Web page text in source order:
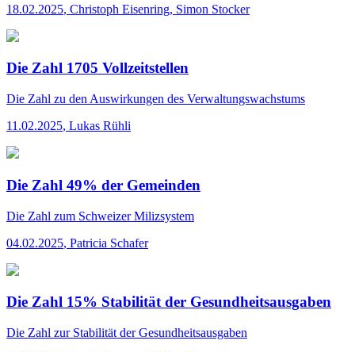
18.02.2025, Christoph Eisenring, Simon Stocker
Die Zahl 1705 Vollzeitstellen
Die Zahl zu den Auswirkungen des Verwaltungswachstums
11.02.2025, Lukas Rühli
Die Zahl 49% der Gemeinden
Die Zahl zum Schweizer Milizsystem
04.02.2025, Patricia Schafer
Die Zahl 15% Stabilität der Gesundheitsausgaben
Die Zahl zur Stabilität der Gesundheitsausgaben